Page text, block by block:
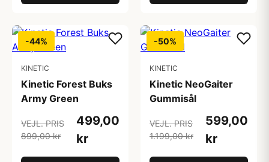
-44%
KINETIC
Kinetic Forest Buks
Army Green
VEJL. PRIS
899,00 kr
499,00
kr
-50%
KINETIC
Kinetic NeoGaiter
Gummisål
VEJL. PRIS
1.199,00 kr
599,00
kr